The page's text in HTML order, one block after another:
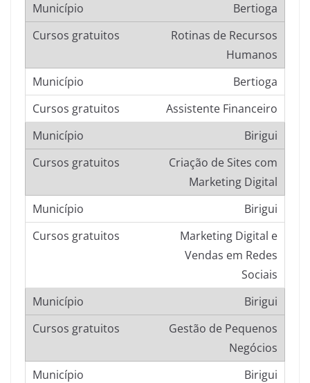
Bertioga
Rotinas de Recursos
Humanos
Bertioga
Assistente Financeiro
Birigui
Criação de Sites com
Marketing Digital
Birigui
Marketing Digital e
Vendas em Redes
Sociais
Birigui
Gestão de Pequenos
Negócios
Birigui